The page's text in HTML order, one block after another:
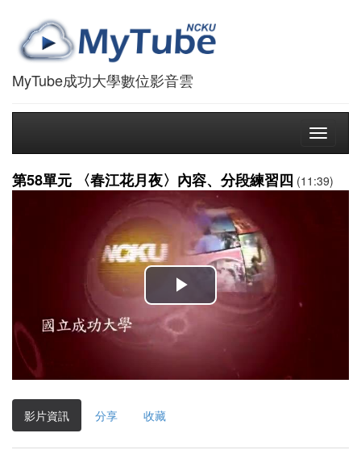
MyTube成功大學數位影音雲
Toggle
第58單元 〈春江花月夜〉內容、分段練習四 (11:39)
播
放
影
影片資訊 分享 收藏